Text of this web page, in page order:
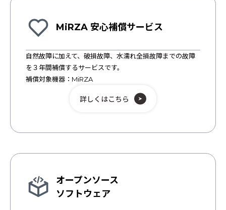
MiRZA 安心補償サービス
自然故障に加えて、破損故障、水濡れ全損故障までの故障
を３年間補償するサービスです。
補償対象機器：MiRZA
詳しくはこちら
オープンソース
ソフトウェア